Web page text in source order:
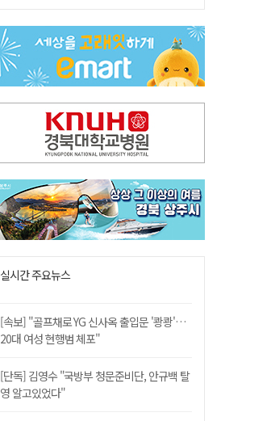
[기고] 대구 미래는 금호강·팔공산에 있다
홈플러스 다시 문 연다… 대구경북 매장도 재개장 준비 돌입
청도군정 '두 시어머니'가 되어서는 안된다
실시간 주요뉴스
[속보] "골프채로 YG 신사옥 출입문 '쾅쾅'…
20대 여성 현행범 체포"
[단독] 김영수 "국방부 청문준비단, 안규백 탈
영 알고있었다"